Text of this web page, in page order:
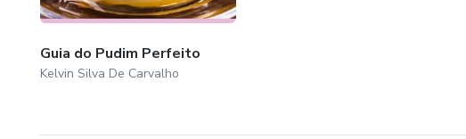
Guia do Pudim Perfeito
Kelvin Silva De Carvalho